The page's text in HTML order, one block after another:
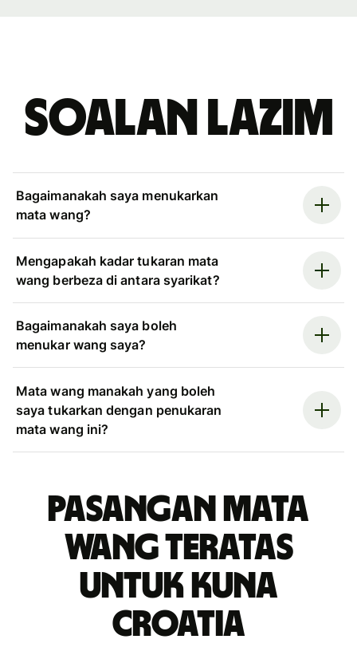
Soalan Lazim
Bagaimanakah saya menukarkan
mata wang?
Mengapakah kadar tukaran mata
wang berbeza di antara syarikat?
Bagaimanakah saya boleh
menukar wang saya?
Mata wang manakah yang boleh
saya tukarkan dengan penukaran
mata wang ini?
Pasangan mata
wang teratas
untuk kuna
Croatia